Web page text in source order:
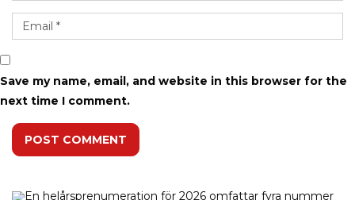
Save my name, email, and website in this browser for the
next time I comment.
POST COMMENT
En helårsprenumeration för 2026 omfattar fyra nummer